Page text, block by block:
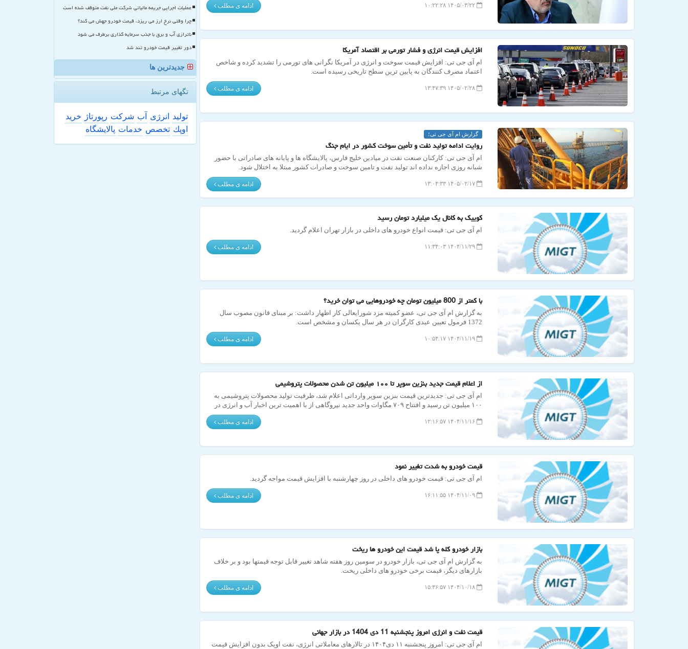
۱۴۰۵/۰۳/۲۲ ۱۰:۲۲:۲۸ ادامه ی مطلب
افزایش قیمت انرژی و فشار تورمی بر اقتصاد آمریکا
ام آی جی تی: افزایش قیمت سوخت و انرژی در آمریکا نگرانی های تورمی را تشدید کرده و شاخص
اعتماد مصرف کنندگان به پایین ترین سطح تاریخی رسیده است.
۱۴۰۵/۰۲/۲۸ ۱۳:۴۷:۳۹ ادامه ی مطلب
گزارش ام آی جی تی؛
روایت ادامه تولید نفت و تأمین سوخت کشور در ایام جنگ
ام آی جی تی: کارکنان صنعت نفت در میادین خلیج فارس، پالایشگاه ها و پایانه های صادراتی با حضور
شبانه روزی اجازه نداده اند تولید نفت و تامین سوخت و صادرات کشور مبتلا به اختلال شود.
۱۴۰۵/۰۲/۱۷ ۱۳:۰۴:۳۳ ادامه ی مطلب
کوییک به کانال یک میلیارد تومان رسید
ام آی جی تی: قیمت انواع خودرو های داخلی در بازار تهران اعلام گردید.
۱۴۰۴/۱۱/۲۹ ۱۱:۳۴:۰۳ ادامه ی مطلب
با کمتر از 800 میلیون تومان چه خودروهایی می توان خرید؟
به گزارش ام آی جی تی، عضو کمیته مزد شورایعالی کار اظهار داشت: بر مبنای قانون مصوب سال
1372 فرمول تعیین عیدی کارگران در هر سال یکسان و مشخص است.
۱۴۰۴/۱۱/۱۹ ۱۰:۵۴:۱۷ ادامه ی مطلب
از اعلام قیمت جدید بنزین سوپر تا ۱۰۰ میلیون تن شدن محصولات پتروشیمی
ام آی جی تی: جدیدترین قیمت بنزین سوپر وارداتی اعلام شد، ظرفیت تولید محصولات پتروشیمی به
۱۰۰ میلیون تن رسید و افتتاح ۷۰۹ مگاوات واحد جدید نیروگاهی از با اهمیت ترین اخبار آب و انرژی در
۱۴۰۴/۱۱/۱۶ ۱۲:۱۶:۵۷ ادامه ی مطلب
قیمت خودرو به شدت تغییر نمود
ام آی جی تی: قیمت خودرو های داخلی در روز چهارشنبه با افزایش قیمت مواجه گردید.
۱۴۰۴/۱۱/۰۹ ۱۶:۱۱:۵۵ ادامه ی مطلب
بازار خودرو کله پا شد قیمت این خودرو ها ریخت
به گزارش ام آی جی تی، بازار خودرو در سومین روز هفته شاهد تغییر قابل توجه قیمتها بود و بر خلاف
بازارهای دیگر، قیمت برخی خودرو های داخلی ریخت.
۱۴۰۴/۱۰/۱۸ ۱۵:۳۶:۵۷ ادامه ی مطلب
قیمت نفت و انرژی امروز پنجشنبه 11 دی 1404 در بازار جهانی
ام آی جی تی: امروز پنجشنبه ۱۱ دی۱۴۰۴ در تالارهای معاملاتی انرژی، نفت اوپک بدون افزایش قیمت
عملیات اجرایی جریمه مالیاتی شرکت ملی نفت متوقف شده است
چرا وقتی نرخ ارز می ریزد، قیمت خودرو جهش می کند؟
ناترازی آب و برق با جذب سرمایه گذاری برطرف می شود
دور تغییر قیمت خودرو تند شد
جدیدترین ها
تگهای مرتبط
تولید انرژی آب شركت رپورتاژ خرید
اوپك تخصص خدمات پالایشگاه